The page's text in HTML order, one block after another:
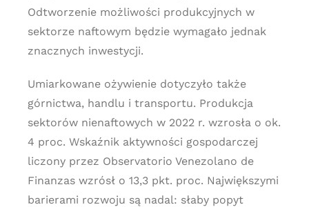
Odtworzenie możliwości produkcyjnych w
sektorze naftowym będzie wymagało jednak
znacznych inwestycji.
Umiarkowane ożywienie dotyczyło także
górnictwa, handlu i transportu. Produkcja
sektorów nienaftowych w 2022 r. wzrosła o ok.
4 proc. Wskaźnik aktywności gospodarczej
liczony przez Observatorio Venezolano de
Finanzas wzrósł o 13,3 pkt. proc. Największymi
barierami rozwoju są nadal: słaby popyt